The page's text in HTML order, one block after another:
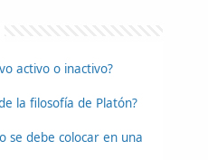
activo o inactivo?
la filosofía de Platón?
se debe colocar en una